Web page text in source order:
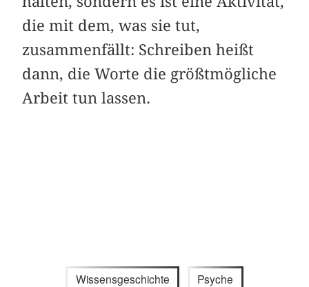
die mit dem, was sie tut,
zusammenfällt: Schreiben heißt
dann, die Worte die größtmögliche
Arbeit tun lassen.
Wissensgeschichte Psyche